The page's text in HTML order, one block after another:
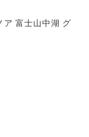
ア 富士山中湖 グ